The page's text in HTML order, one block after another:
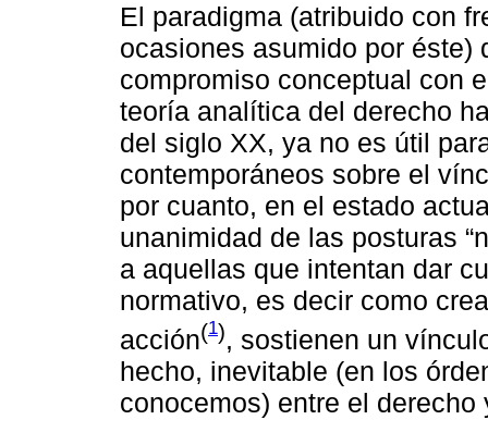
El paradigma (atribuido con
ocasiones asumido por éste)
compromiso conceptual con
teoría analítica del derecho
del siglo XX, ya no es útil
contemporáneos sobre el
por cuanto, en el estado
unanimidad de las posturas
a aquellas que intentan dar
normativo, es decir como
acción(1), sostienen un
hecho, inevitable (en los
conocemos) entre el derecho